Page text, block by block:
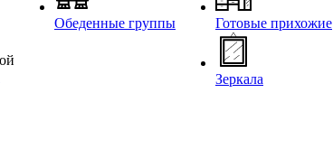
Обеденные группы Готовые прихожие
Зеркала